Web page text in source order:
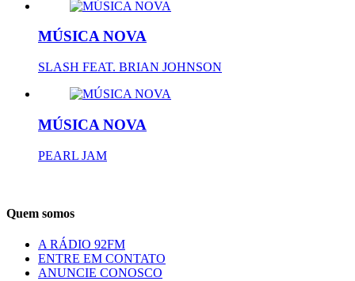
MÚSICA NOVA
SLASH FEAT. BRIAN JOHNSON
MÚSICA NOVA
PEARL JAM
Quem somos
A RÁDIO 92FM
ENTRE EM CONTATO
ANUNCIE CONOSCO